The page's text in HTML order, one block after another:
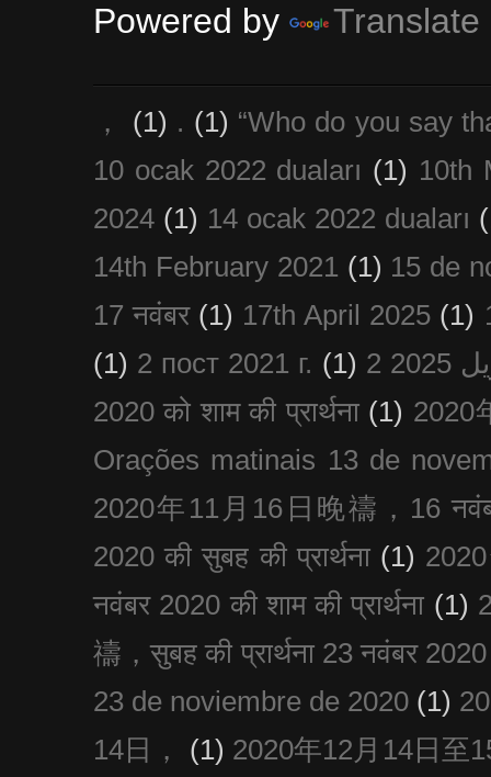
Powered by Translate
， (1) . (1) “Who do you say
10 ocak 2022 duaları (1) 10th
2024 (1) 14 ocak 2022 duaları
14th February 2021 (1) 15 de
17 नवंबर (1) 17th April 2025 (1)
(1) 2 пост 2021 г. (1)
2020 को शाम की प्रार्थना (1) 2020
Orações matinais 13 de
2020年11月16日晚禱，16
2020 की सुबह की प्रार्थना (1)
नवंबर 2020 की शाम की प्रार्थना (1)
禱，सुबह की प्रार्थना 23 नवंबर 2020
23 de noviembre de 2020 (1)
14日，
(1) 2020年12月14日至